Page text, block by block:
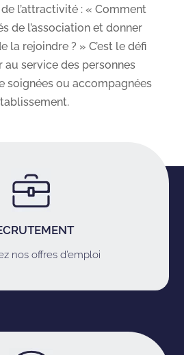
l’attractivité : « Comment
de l’association et donner
la rejoindre ? » C’est le défi
au service des personnes
soignées ou accompagnées
nos offres d’emploi